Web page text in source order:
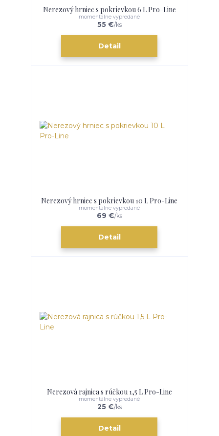
Nerezový hrniec s pokrievkou 6 L Pro-Line
55 €/ks
momentálne vypredané
Detail
Nerezový hrniec s pokrievkou 10 L Pro-Line
69 €/ks
momentálne vypredané
Detail
Nerezová rajnica s rúčkou 1,5 L Pro-Line
25 €/ks
momentálne vypredané
Detail